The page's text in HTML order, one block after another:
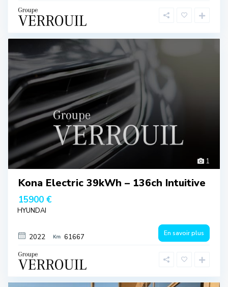
1
Kona Electric 39kWh – 136ch Intuitive
15900 €
HYUNDAI
2022 61667 En savoir plus